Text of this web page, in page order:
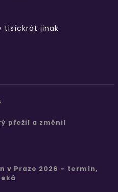
tisíckrát jinak
přežil a změnil
v Praze 2026 – termín,